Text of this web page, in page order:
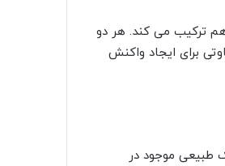
هم ترکیب می کند. هر دو
برای ایجاد واکنش
طبیعی موجود در